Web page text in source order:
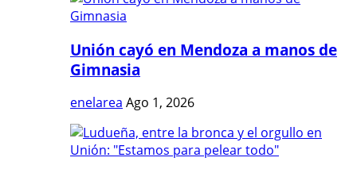
Unión cayó en Mendoza a manos de
Gimnasia
enelarea Ago 1, 2026